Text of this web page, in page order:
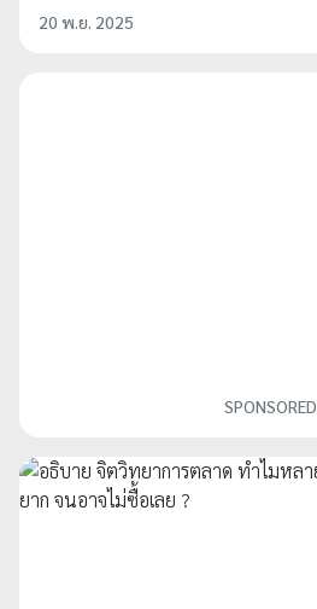
20 พ.ย. 2025
SPONSORED